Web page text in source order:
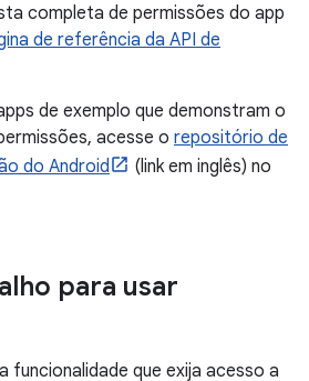
completa de permissões do app
de referência da API de
de exemplo que demonstram o
acesse o repositório de
do Android
(link em inglês) no
para usar
funcionalidade que exija acesso a